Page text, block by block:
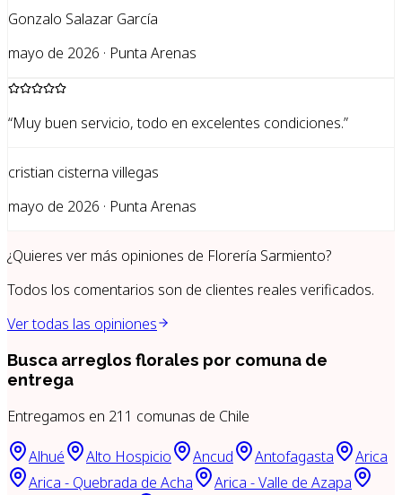
Gonzalo Salazar García
mayo de 2026 · Punta Arenas
“Muy buen servicio, todo en excelentes condiciones.”
cristian cisterna villegas
mayo de 2026 · Punta Arenas
¿Quieres ver más opiniones de Florería Sarmiento?
Todos los comentarios son de clientes reales verificados.
Ver todas las opiniones
Busca arreglos florales por comuna de
entrega
Entregamos en 211 comunas de Chile
Alhué Alto Hospicio Ancud Antofagasta
Arica
Arica - Quebrada de Acha
Arica - Valle de Azapa